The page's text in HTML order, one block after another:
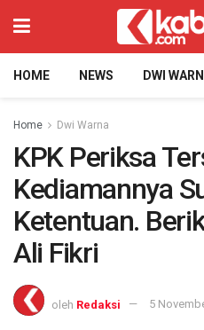
HOME NEWS DWI
Home Dwi Warna
KPK Periksa
Kediamannya
Ketentuan.
Ali Fikri
oleh Redaksi 5